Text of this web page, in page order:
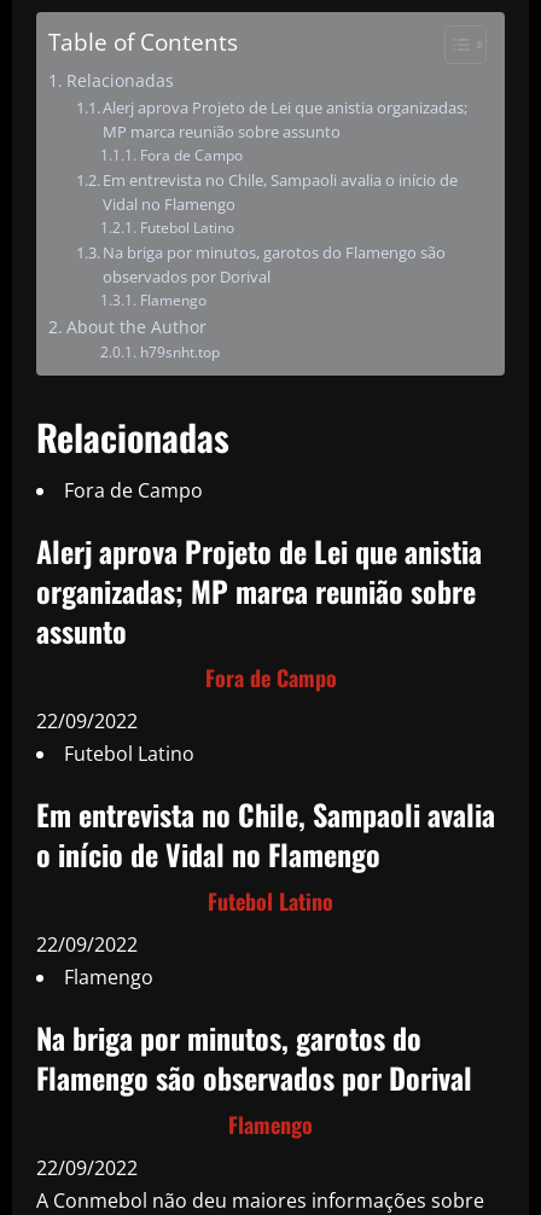
Table of Contents
Relacionadas
Alerj aprova Projeto de Lei que anistia organizadas;
MP marca reunião sobre assunto
Fora de Campo
Em entrevista no Chile, Sampaoli avalia o início de
Vidal no Flamengo
Futebol Latino
Na briga por minutos, garotos do Flamengo são
observados por Dorival
Flamengo
About the Author
h79snht.top
Relacionadas
Fora de Campo
Alerj aprova Projeto de Lei que anistia
organizadas; MP marca reunião sobre
assunto
Fora de Campo
22/09/2022
Futebol Latino
Em entrevista no Chile, Sampaoli avalia
o início de Vidal no Flamengo
Futebol Latino
22/09/2022
Flamengo
Na briga por minutos, garotos do
Flamengo são observados por Dorival
Flamengo
22/09/2022
A Conmebol não deu maiores informações sobre